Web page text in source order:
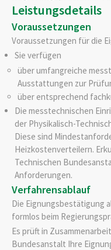
Leistungsdetails
Voraussetzungen
Voraussetzungen für die
Sie verfügen
über umfangreiche
Ausstattungen zur
über entsprechend
Die messtechnischen
der Physikalisch-
Diese sind
Heizkostenverteilern.
Technischen
Anforderungen.
Verfahrensablauf
Die Eignungsbestätigung
formlos beim
Es prüft in
Bundesanstalt Ihre